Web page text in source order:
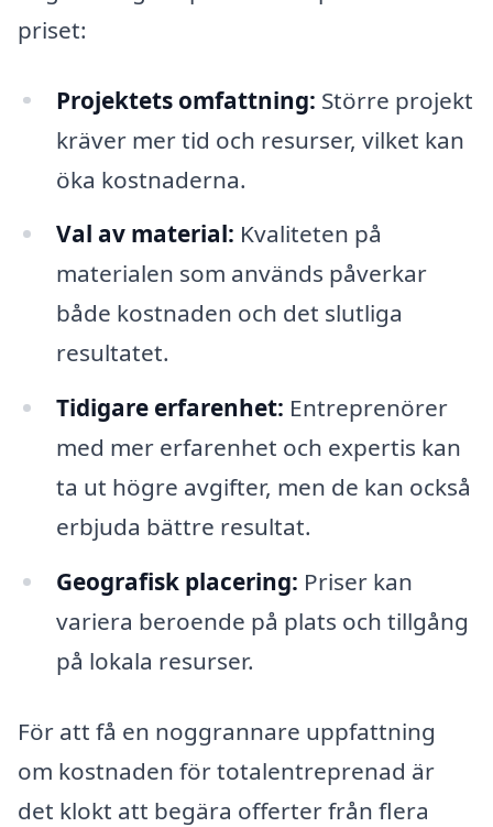
priset:
Projektets omfattning: Större projekt
kräver mer tid och resurser, vilket kan
öka kostnaderna.
Val av material: Kvaliteten på
materialen som används påverkar
både kostnaden och det slutliga
resultatet.
Tidigare erfarenhet: Entreprenörer
med mer erfarenhet och expertis kan
ta ut högre avgifter, men de kan också
erbjuda bättre resultat.
Geografisk placering: Priser kan
variera beroende på plats och tillgång
på lokala resurser.
För att få en noggrannare uppfattning
om kostnaden för totalentreprenad är
det klokt att begära offerter från flera